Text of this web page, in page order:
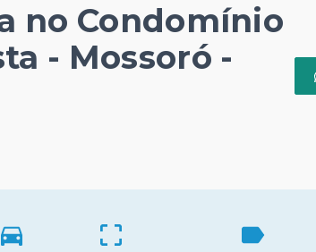
no Condomínio
- Mossoró -